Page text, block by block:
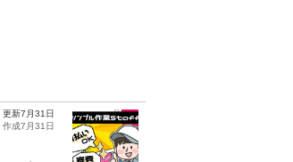
更新7月31日
作成7月31日